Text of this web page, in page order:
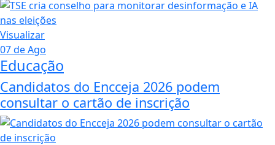
Visualizar
07 de Ago
Educação
Candidatos do Encceja 2026 podem
consultar o cartão de inscrição